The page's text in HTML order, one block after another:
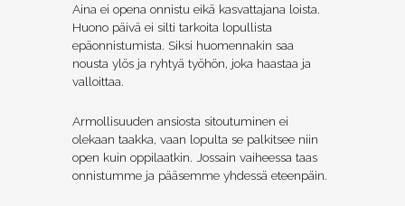
Aina ei opena onnistu eikä kasvattajana loista.
Huono päivä ei silti tarkoita lopullista
epäonnistumista. Siksi huomennakin saa
nousta ylös ja ryhtyä työhön, joka haastaa ja
valloittaa.
Armollisuuden ansiosta sitoutuminen ei
olekaan taakka, vaan lopulta se palkitsee niin
open kuin oppilaatkin. Jossain vaiheessa taas
onnistumme ja pääsemme yhdessä eteenpäin.